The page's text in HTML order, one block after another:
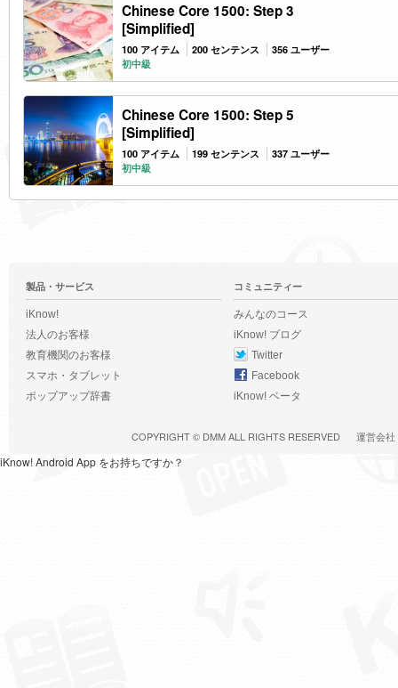
Chinese Core 1500: Step 3
[Simplified]
100 アイテム 200 センテンス
356 ユーザー
初中級
Chinese Core 1500: Step 5
[Simplified]
100 アイテム 199 センテンス
337 ユーザー
初中級
製品・サービス
iKnow!
法人のお客様
教育機関のお客様
スマホ・タブレット
ポップアップ辞書
コミュニティー
みんなのコース
iKnow! ブログ
Twitter
Facebook
iKnow! ベータ
COPYRIGHT © DMMALL RIGHTS RESERVED 運営会社
iKnow! Android App をお持ちですか？